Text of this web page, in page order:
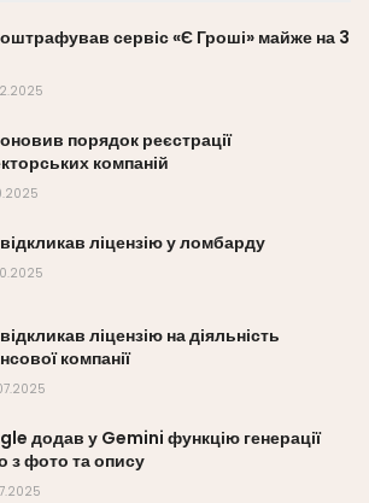
сервіс «Є Гроші» майже на 3
порядок реєстрації
компаній
ліцензію у ломбарду
ліцензію на діяльність
компанії
додав у Gemini функцію генерації
з фото та опису